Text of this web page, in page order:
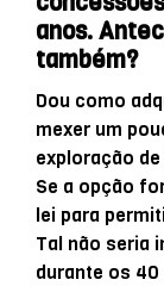
anos.
também?
Dou como
mexer um
exploração
Se a opção
lei para
Tal não seria
durante os